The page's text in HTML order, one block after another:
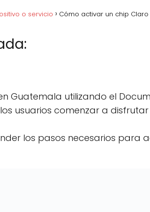
o servicio Cómo activar un chip
p
a
r
t
e
p
a
r
t
e
Guatemala utilizando el
usuarios comenzar a
los pasos necesarios para